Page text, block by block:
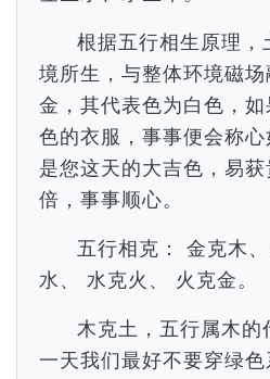
根据五行相生原理，
境所生，与整体环境磁
金，其代表色为白色，
色的衣服，事事便会称心
是您这天的大吉色，易
倍，事事顺心。
五行相克： 金克木
水、 水克火、 火克金。
木克土，五行属木的
一天我们最好不要穿绿